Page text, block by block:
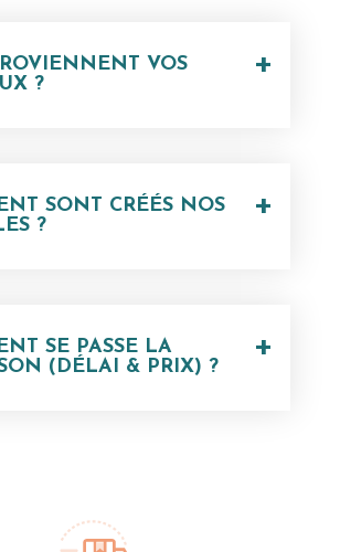
VOS
?
+
SONT CRÉÉS NOS
?
+
SE PASSE LA
(DÉLAI & PRIX) ?
+